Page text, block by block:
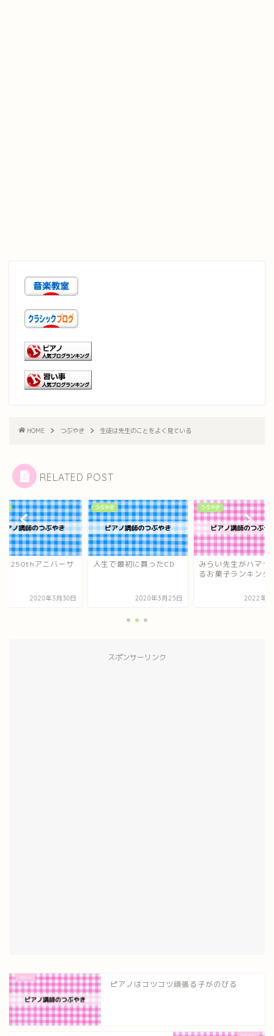
HOME つぶやき 生徒は先生のことをよく見ている
RELATED POST
は250thアニバーサ
2020年3月30日
つぶやき
人生で最初に買ったCD
2020年3月25日
つぶやき
みらい先生がハマっ
るお菓子ランキング
2022年2
スポンサーリンク
ピアノはコツコツ頑張る子がのびる